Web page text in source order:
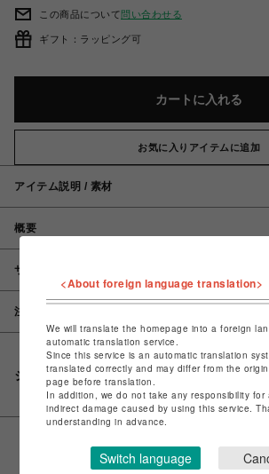
この商品について問い合わせる
ギフト：ラッピング可
カートに入れる
お気に入りアイテムに追加
アイテム説明 / 素材
概要
サイズ
注意事項
シェアする
<About foreign language translation>
We will translate the homepage into a foreign
automatic translation service.
Since this service is an automatic translation
translated correctly and may differ from the
page before translation.
In addition, we do not take any responsibility for
indirect damage caused by using this service.
understanding in advance.
Switch language